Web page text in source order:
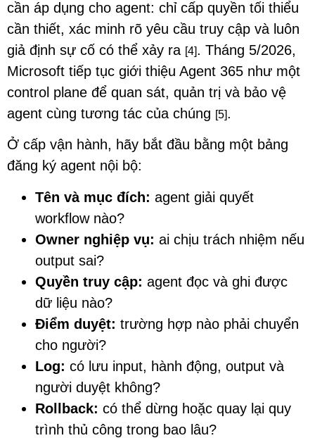
cần áp dụng cho agent: chỉ cấp quyền tối thiểu
cần thiết, xác minh rõ yêu cầu truy cập và luôn
giả định sự cố có thể xảy ra [4]. Tháng 5/2026,
Microsoft tiếp tục giới thiệu Agent 365 như một
control plane để quan sát, quản trị và bảo vệ
agent cùng tương tác của chúng [5].
Ở cấp vận hành, hãy bắt đầu bằng một bảng
đăng ký agent nội bộ:
Tên và mục đích: agent giải quyết
workflow nào?
Owner nghiệp vụ: ai chịu trách nhiệm nếu
output sai?
Quyền truy cập: agent đọc và ghi được
dữ liệu nào?
Điểm duyệt: trường hợp nào phải chuyển
cho người?
Log: có lưu input, hành động, output và
người duyệt không?
Rollback: có thể dừng hoặc quay lại quy
trình thủ công trong bao lâu?